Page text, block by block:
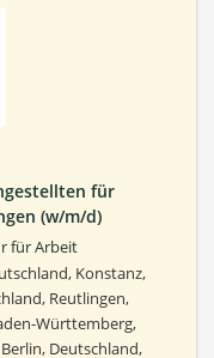
für
(w/m/d)
für Arbeit
Konstanz,
Reutlingen,
Württemberg,
Deutschland,